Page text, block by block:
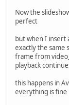
Now the
perfect
but when I insert
exactly the same
frame from
playback
this happens in
everything is fine